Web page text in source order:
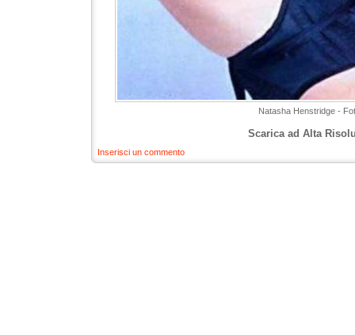
Natasha Henstridge -
Scarica ad Alta
Inserisci un commento